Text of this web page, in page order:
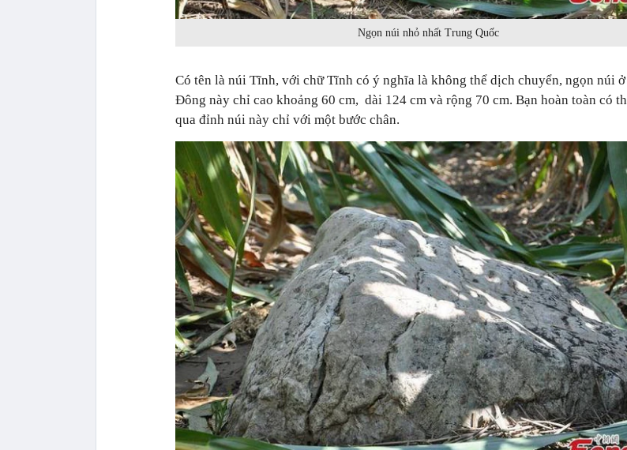
Ngọn núi nhỏ nhất Trung Quốc
Có tên là núi Tĩnh, với chữ Tĩnh có ý nghĩa là không thể dịch chuyển, ngọn núi
Đông này chỉ cao khoảng 60 cm, dài 124 cm và rộng 70 cm. Bạn hoàn toàn có
qua đỉnh núi này chỉ với một bước chân.